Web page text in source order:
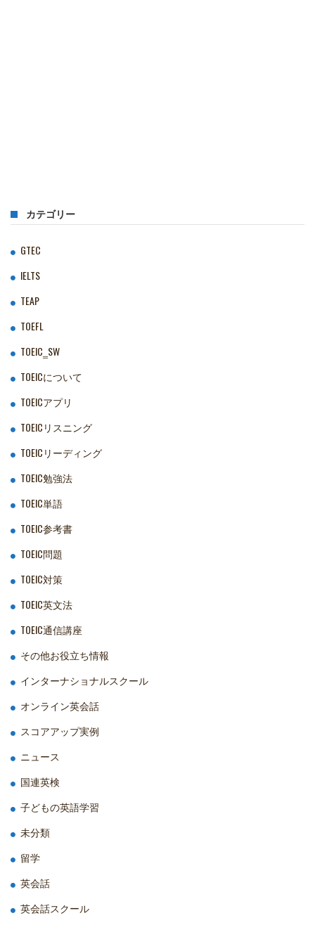
カテゴリー
GTEC
IELTS
TEAP
TOEFL
TOEIC‗SW
TOEICについて
TOEICアプリ
TOEICリスニング
TOEICリーディング
TOEIC勉強法
TOEIC単語
TOEIC参考書
TOEIC問題
TOEIC対策
TOEIC英文法
TOEIC通信講座
その他お役立ち情報
インターナショナルスクール
オンライン英会話
スコアアップ実例
ニュース
国連英検
子どもの英語学習
未分類
留学
英会話
英会話スクール